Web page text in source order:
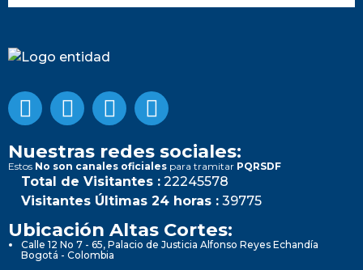
Nuestras redes sociales:
Estos No son canales oficiales para tramitar PQRSDF
Total de Visitantes : 22245578
Visitantes Últimas 24 horas : 39775
Ubicación Altas Cortes:
Calle 12 No 7 - 65, Palacio de Justicia Alfonso Reyes Echandía
Bogotá - Colombia